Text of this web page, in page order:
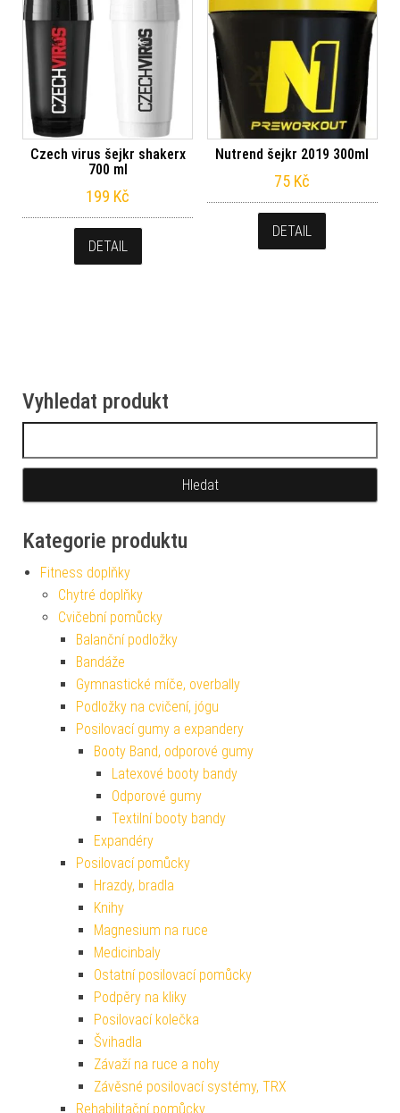
Czech virus šejkr shakerx
700 ml
199 Kč
DETAIL
Nutrend šejkr 2019 300ml
75 Kč
DETAIL
Vyhledat produkt
Kategorie produktu
Fitness doplňky
Chytré doplňky
Cvičební pomůcky
Balanční podložky
Bandáže
Gymnastické míče, overbally
Podložky na cvičení, jógu
Posilovací gumy a expandery
Booty Band, odporové gumy
Latexové booty bandy
Odporové gumy
Textilní booty bandy
Expandéry
Posilovací pomůcky
Hrazdy, bradla
Knihy
Magnesium na ruce
Medicinbaly
Ostatní posilovací pomůcky
Podpěry na kliky
Posilovací kolečka
Švihadla
Závaží na ruce a nohy
Závěsné posilovací systémy, TRX
Rehabilitační pomůcky